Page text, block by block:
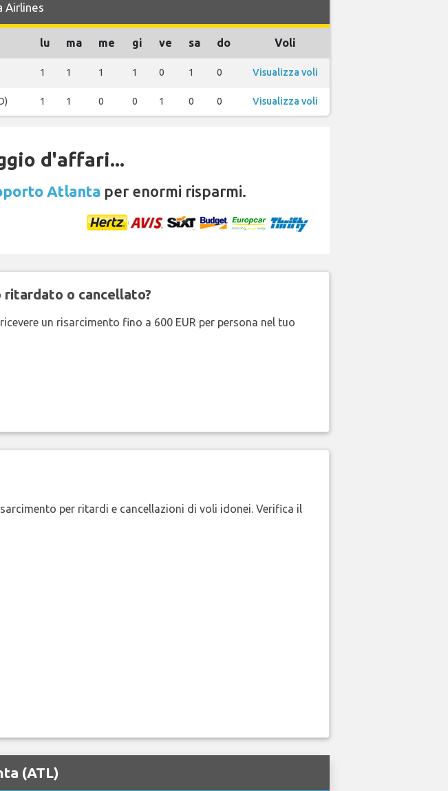
Airlines
lu ma me gi ve sa do Voli
1 1 1 1 0 1 0 Visualizza voli
1 1 0 0 1 0 0 Visualizza voli
d'affari...
Atlanta per enormi risparmi.
o cancellato?
un risarcimento fino a 600 EUR per persona nel tuo
per ritardi e cancellazioni di voli idonei. Verifica il
(ATL)